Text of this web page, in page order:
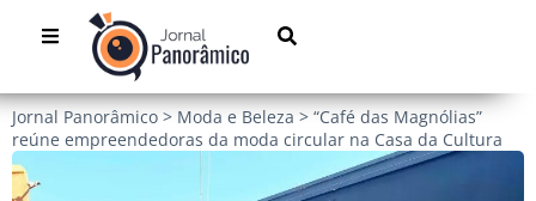
Jornal Panorâmico > Moda e Beleza > “Café das Magnólias”
reúne empreendedoras da moda circular na Casa da Cultura